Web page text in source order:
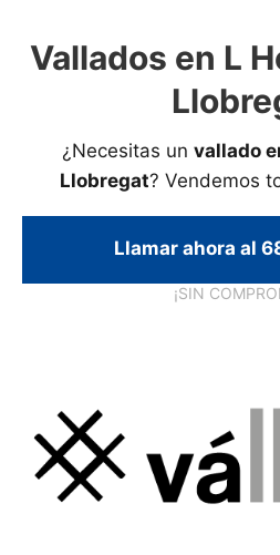
Vallados en L
¿Necesitas un vallado
Llobregat? Vendemos
Llamar ahora al
¡SIN